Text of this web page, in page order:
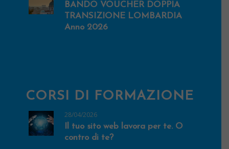
BANDO VOUCHER DOPPIA
TRANSIZIONE LOMBARDIA
Anno 2026
CORSI DI FORMAZIONE
28/04/2026
Il tuo sito web lavora per te. O
contro di te?